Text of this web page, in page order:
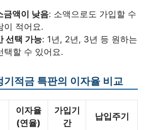
금액이 낮음: 소액으로도 가입할 수
이 적어요.
선택 가능: 1년, 2년, 3년 등 원하는
택할 수 있어요.
기적금 특판의 이자율 비교
이자율
(연율)
가입기
간
납입주기